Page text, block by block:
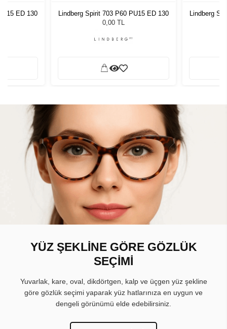
ED 130
Lindberg Spirit 703 P60 PU15 ED 130
0,00 TL
Lindberg
YÜZ ŞEKLİNE GÖRE GÖZLÜK
SEÇİMİ
Yuvarlak, kare, oval, dikdörtgen, kalp ve üçgen yüz şekline
göre gözlük seçimi yaparak yüz hatlarınıza en uygun ve
dengeli görünümü elde edebilirsiniz.